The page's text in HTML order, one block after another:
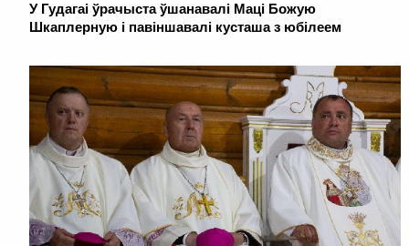
У Гудагаі ўрачыста ўшанавалі Маці Божую
Шкаплерную і павіншавалі кусташа з юбілеем